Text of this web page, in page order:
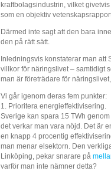
kraftbolagsindustrin, vilket
som en objektiv
Därmed inte sagt att den bara
den på rätt sätt.
Inledningsvis konstaterar man
villkor för näringslivet – samtidigt
man är företrädare för
Vi går igenom deras fem punkter:
1. Prioritera energieffektivisering.
Sverige kan spara 15 TWh
det verkar man vara nöjd. Det är
en knapp 4 procentig
man menar elsektorn. Den
Linköping, pekar snarare på
varför man inte nämner detta?